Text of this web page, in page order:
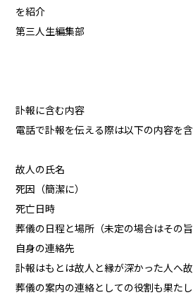
を紹介
第三人生編集部
訃報に含む内容
電話で訃報を伝える際は以下の内容を含
故人の氏名
死因（簡潔に）
死亡日時
葬儀の日程と場所（未定の場合はその旨
自身の連絡先
訃報はもとは故人と縁が深かった人へ
葬儀の案内の連絡としての役割も果たし